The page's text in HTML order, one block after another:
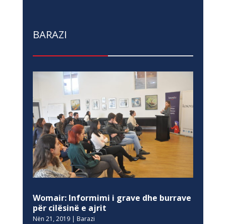
BARAZI
Womair: Informimi i grave dhe burrave
për cilësinë e ajrit
Nën 21, 2019| Barazi